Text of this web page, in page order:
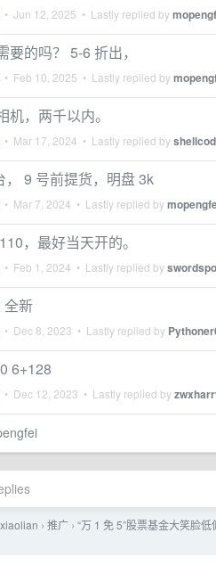
• Jun 12, 2025 • Lastly replied by
的吗？ 5-6 折出，
• Feb 10, 2025 • Lastly replied by
，两千以内。
• Mar 17, 2024 • Lastly replied by
9 号前提货，明盘 3k
• Mar 7, 2024 • Lastly replied by
，最好当天开的。
• Feb 1, 2024 • Lastly replied by
全新
• Dec 8, 2023 • Lastly replied by
6+128
• Dec 12, 2023 • Lastly replied by
› 推广 › “万 1 免 5”股票基金大笑脸